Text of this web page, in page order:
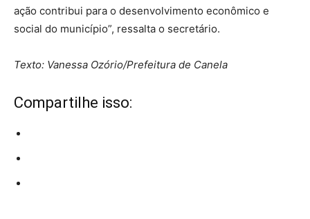
ação contribui para o desenvolvimento econômico e
social do município”, ressalta o secretário.
Texto: Vanessa Ozório/Prefeitura de Canela
Compartilhe isso: